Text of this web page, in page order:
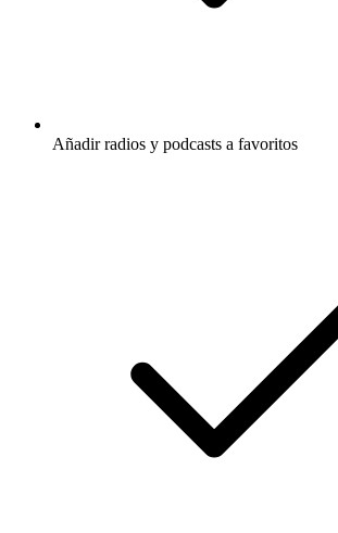
Añadir radios y podcasts a favoritos